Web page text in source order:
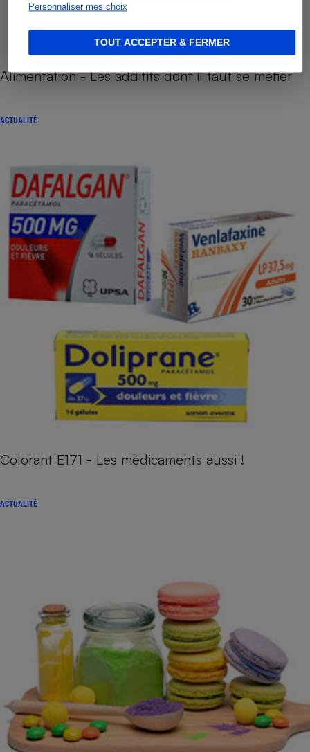
Personnaliser mes choix
TOUT ACCEPTER & FERMER
Alimentation - Les additifs dont il faut se méfier
ACTUALITÉ
Colorant E171 - Les médicaments aussi !
ACTUALITÉ